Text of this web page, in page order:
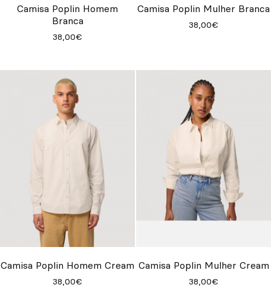
Camisa Poplin Homem
Branca
38,00€
Camisa Poplin Mulher Branca
38,00€
Camisa Poplin Homem Cream
38,00€
Camisa Poplin Mulher Cream
38,00€